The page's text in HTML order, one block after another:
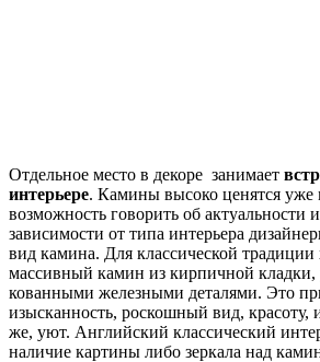
Отдельное место в декоре занимает
интерьере. Камины высоко ценятся уже
возможность говорить об актуальности
зависимости от типа интерьера
вид камина. Для классической традиции
массивный камин из кирпичной
кованными железными деталями. Это
изысканность, роскошный вид, красоту,
же, уют. Английский классический
наличие картины либо зеркала над